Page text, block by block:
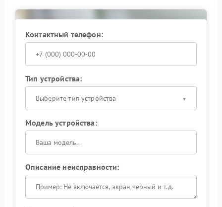
Контактный телефон:
Тип устройства:
Выберите тип устройства
Модель устройства:
Описание неисправности: